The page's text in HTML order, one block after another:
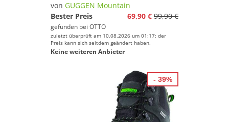
von GUGGEN Mountain
Bester Preis
69,90 € 99,90 €
gefunden bei OTTO
zuletzt überprüft am 10.08.2026 um 01:17; der
Preis kann sich seitdem geändert haben.
Keine weiteren Anbieter
- 39%